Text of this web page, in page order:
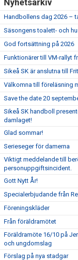
Nyhetsarkiv
Handbollens dag 2026 –
Säsongens toalett- och
God fortsättning på 2026
Funktionärer till VM-rallyt
Sikeå SK är anslutna till
Välkomna till föreläsning
Save the date 20
Sikeå SK handboll
damlaget!
Glad sommar!
Serieseger för damerna
Viktigt meddelande till
personuppgiftsincident.
Gott Nytt År!
Specialerbjudande från
Föreningskläder
Från föräldramötet
Föräldramöte 16/10 på
och ungdomslag
Förslag på nya stadgar